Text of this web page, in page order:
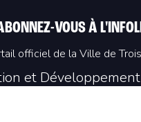
et
VOUS À
officiel de la Ville de